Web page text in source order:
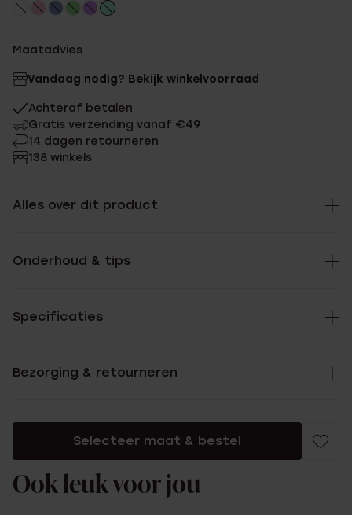
Maatadvies
Vandaag nodig? Bekijk winkelvoorraad
Achteraf betalen
Gratis verzending vanaf €49
14 dagen retourneren
138 winkels
Alles over dit product
Onderhoud & tips
Specificaties
Bezorging & retourneren
Selecteer maat & bestel
Ook leuk voor jou